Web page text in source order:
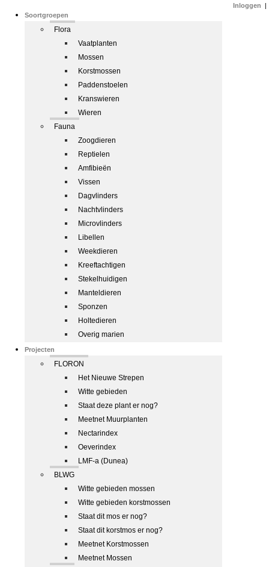
Soortgroepen
Flora
Vaatplanten
Mossen
Korstmossen
Paddenstoelen
Kranswieren
Wieren
Fauna
Zoogdieren
Reptielen
Amfibieën
Vissen
Dagvlinders
Nachtvlinders
Microvlinders
Libellen
Weekdieren
Kreeftachtigen
Stekelhuidigen
Manteldieren
Sponzen
Holtedieren
Overig marien
Projecten
FLORON
Het Nieuwe Strepen
Witte gebieden
Staat deze plant er nog?
Meetnet Muurplanten
Nectarindex
Oeverindex
LMF-a (Dunea)
BLWG
Witte gebieden mossen
Witte gebieden korstmossen
Staat dit mos er nog?
Staat dit korstmos er nog?
Meetnet Korstmossen
Meetnet Mossen
Inloggen |